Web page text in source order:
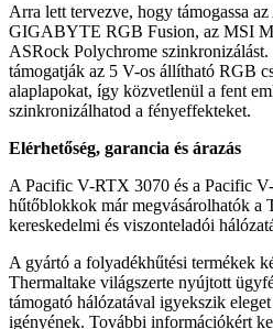
Arra lett tervezve, hogy támogassa
GIGABYTE RGB Fusion, az MSI
ASRock Polychrome
támogatják az 5 V-os állítható RGB
alaplapokat, így közvetlenül a fent
szinkronizálhatod a fényeffekteket.
Elérhetőség, garancia és árazás
A Pacific V-RTX 3070 és a Pacific
hűtőblokkok már megvásárolhatók a
kereskedelmi és viszonteladói
A gyártó a folyadékhűtési termékek
Thermaltake világszerte nyújtott
támogató hálózatával igyekszik
igényének. További információkért